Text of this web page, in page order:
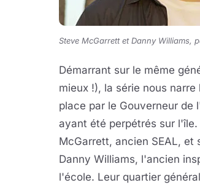
Steve McGarrett et Danny Williams,
Démarrant sur le même
mieux !), la série nous
place par le Gouverneur
ayant été perpétrés sur
McGarrett, ancien SEAL,
Danny Williams, l'ancien
l'école. Leur quartier